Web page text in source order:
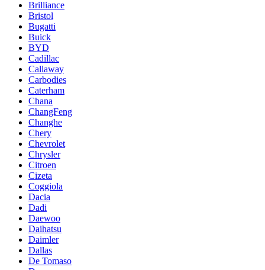
Brilliance
Bristol
Bugatti
Buick
BYD
Cadillac
Callaway
Carbodies
Caterham
Chana
ChangFeng
Changhe
Chery
Chevrolet
Chrysler
Citroen
Cizeta
Coggiola
Dacia
Dadi
Daewoo
Daihatsu
Daimler
Dallas
De Tomaso